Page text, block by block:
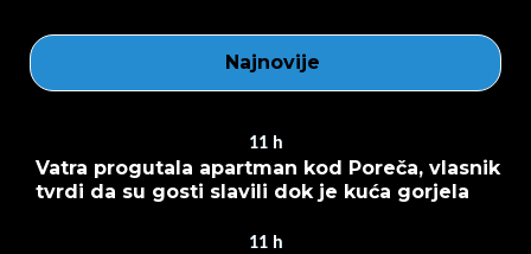
Najnovije
11 h
Vatra progutala apartman kod Poreča, vlasnik
tvrdi da su gosti slavili dok je kuća gorjela
11 h